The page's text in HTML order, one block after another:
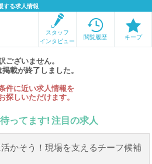
する求人情報
スタッフ
インタビュー
閲覧履歴 キープ
ございません。
載が終了しました。
件に近い求人情報を
探しいただけます。
ってます! 注目の求人
かそう！現場を支えるチーフ候補